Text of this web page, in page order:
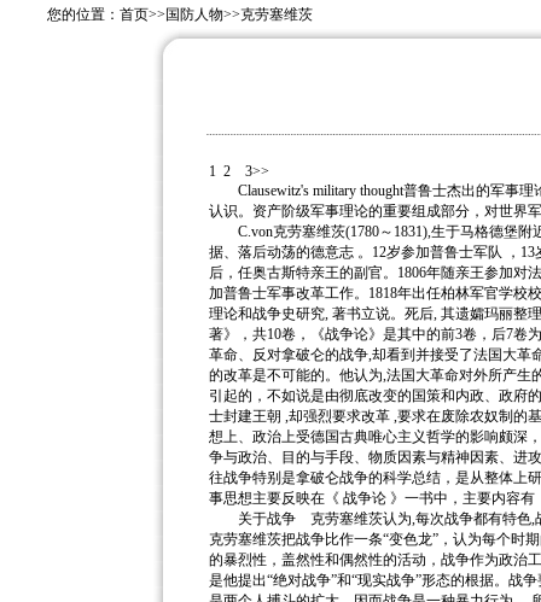
您的位置： 首页>> 国防人物>>克劳塞维茨
1 2
3>>
Clausewitz's military thought普鲁士杰出的军事
认识。资产阶级军事理论的重要组成部分，对世界
C.von克劳塞维茨(1780～1831),生于马格德堡附
据、落后动荡的德意志 。12岁参加普鲁士军队 ，
后，任奥古斯特亲王的副官。1806年随亲王参加对
加普鲁士军事改革工作。1818年出任柏林军官学校
理论和战争史研究, 著书立说。死后, 其遗孀玛丽整
著》，共10卷，《战争论》是其中的前3卷，后7卷
革命、反对拿破仑的战争,却看到并接受了法国大革
的改革是不可能的。他认为,法国大革命对外所产生
引起的，不如说是由彻底改变的国策和内政、政府
士封建王朝 ,却强烈要求改革 ,要求在废除农奴制的
想上、政治上受德国古典唯心主义哲学的影响颇深
争与政治、目的与手段、物质因素与精神因素、进
往战争特别是拿破仑战争的科学总结，是从整体上
事思想主要反映在《 战争论 》一书中，主要内容有
关于战争 克劳塞维茨认为,每次战争都有特色,
克劳塞维茨把战争比作一条“变色龙”，认为每个时
的暴烈性，盖然性和偶然性的活动，战争作为政治
是他提出“绝对战争”和“现实战争”形态的根据。战